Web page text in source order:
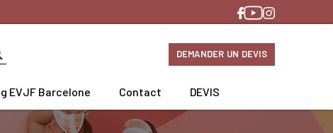
DEMANDER UN DEVIS
EVJF Barcelone Contact DEVIS